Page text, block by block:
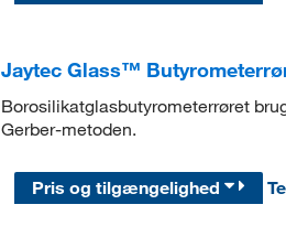
Jaytec Glass™
Borosilikatglasbutyrometerrøret
Gerber-metoden.
Pris og tilgængelighed